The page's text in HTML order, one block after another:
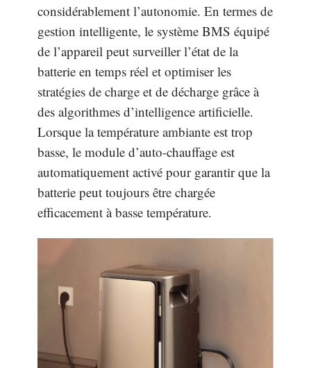
considérablement l’autonomie. En termes de
gestion intelligente, le système BMS équipé
de l’appareil peut surveiller l’état de la
batterie en temps réel et optimiser les
stratégies de charge et de décharge grâce à
des algorithmes d’intelligence artificielle.
Lorsque la température ambiante est trop
basse, le module d’auto-chauffage est
automatiquement activé pour garantir que la
batterie peut toujours être chargée
efficacement à basse température.